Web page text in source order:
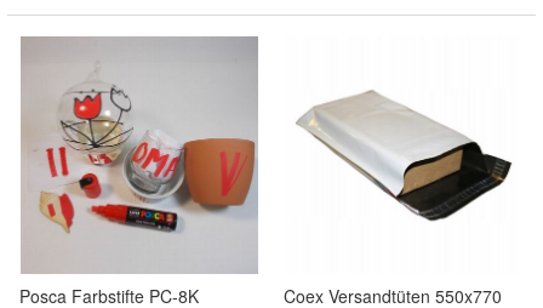
Posca Farbstifte PC-8K
Coex Versandtüten 550x770